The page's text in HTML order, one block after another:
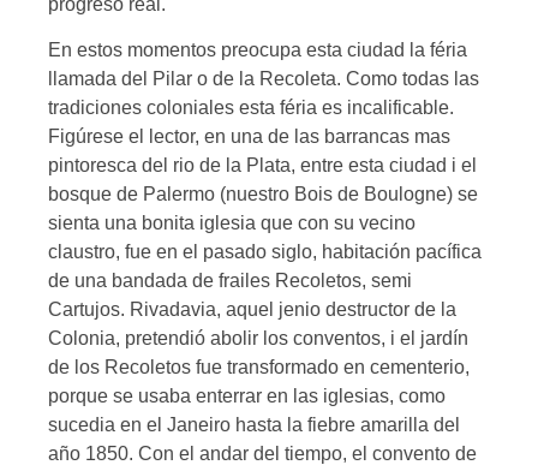
En estos momentos preocupa esta ciudad la féria
llamada del Pilar o de la Recoleta. Como todas las
tradiciones coloniales esta féria es incalificable.
Figúrese el lector, en una de las barrancas mas
pintoresca del rio de la Plata, entre esta ciudad i el
bosque de Palermo (nuestro Bois de Boulogne) se
sienta una bonita iglesia que con su vecino
claustro, fue en el pasado siglo, habitación pacífica
de una bandada de frailes Recoletos, semi
Cartujos. Rivadavia, aquel jenio destructor de la
Colonia, pretendió abolir los conventos, i el jardín
de los Recoletos fue transformado en cementerio,
porque se usaba enterrar en las iglesias, como
sucedia en el Janeiro hasta la fiebre amarilla del
año 1850. Con el andar del tiempo, el convento de